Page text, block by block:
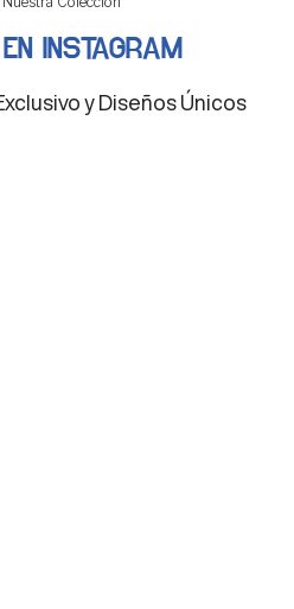
INSTAGRAM
y Diseños Únicos